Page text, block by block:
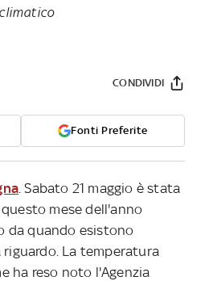
Fonti Preferite
CONDIVIDI
. Sabato 21 maggio è stata
mese dell'anno
da quando esistono
La temperatura
ha reso noto l'Agenzia